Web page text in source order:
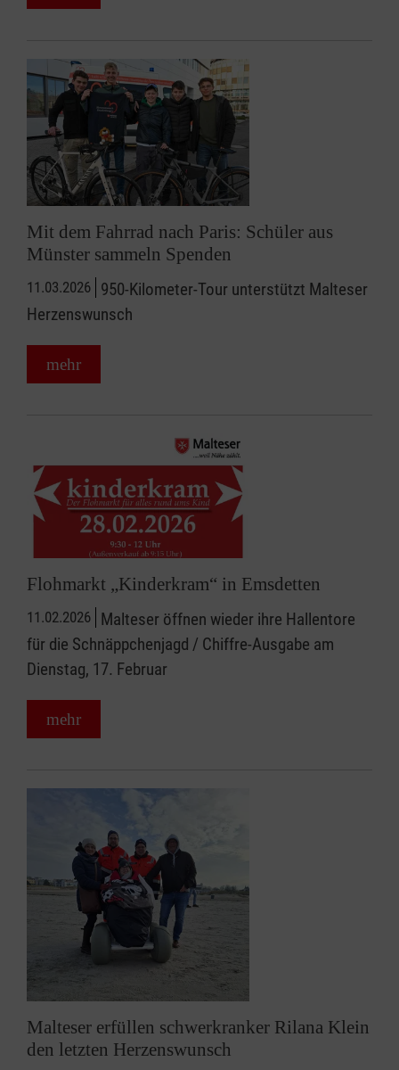
Mit dem Fahrrad nach Paris: Schüler aus
Münster sammeln Spenden
11.03.2026 950-Kilometer-Tour unterstützt Malteser
Herzenswunsch
mehr
Flohmarkt „Kinderkram“ in Emsdetten
11.02.2026 Malteser öffnen wieder ihre Hallentore
für die Schnäppchenjagd / Chiffre-Ausgabe am
Dienstag, 17. Februar
mehr
Malteser erfüllen schwerkranker Rilana Klein
den letzten Herzenswunsch